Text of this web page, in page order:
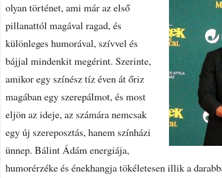
olyan történet, ami már az első
pillanattól magával ragad, és
különleges humorával, szívvel és
bájjal mindenkit megérint. Szerinte,
amikor egy színész tíz éven át őriz
magában egy szerepálmot, és most
eljön az ideje, az számára nemcsak
egy új szereposztás, hanem színházi
ünnep. Bálint Ádám energiája,
humorérzéke és énekhangja tökéletesen illik a